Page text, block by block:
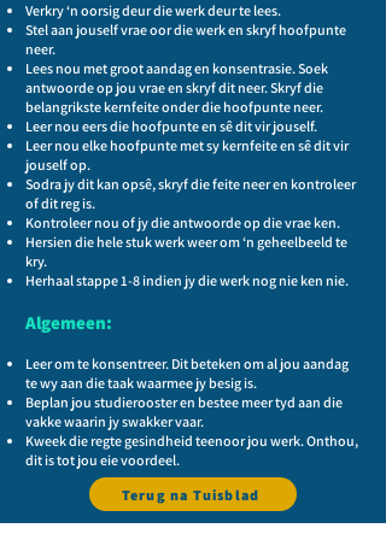
Verkry ‘n oorsig deur die werk deur te lees.
Stel aan jouself vrae oor die werk en skryf hoofpunte
neer.
Lees nou met groot aandag en konsentrasie. Soek
antwoorde op jou vrae en skryf dit neer. Skryf die
belangrikste kernfeite onder die hoofpunte neer.
Leer nou eers die hoofpunte en sê dit vir jouself.
Leer nou elke hoofpunte met sy kernfeite en sê dit vir
jouself op.
Sodra jy dit kan opsê, skryf die feite neer en kontroleer
of dit reg is.
Kontroleer nou of jy die antwoorde op die vrae ken.
Hersien die hele stuk werk weer om ‘n geheelbeeld te
kry.
Herhaal stappe 1-8 indien jy die werk nog nie ken nie.
Algemeen:
Leer om te konsentreer. Dit beteken om al jou aandag
te wy aan die taak waarmee jy besig is.
Beplan jou studierooster en bestee meer tyd aan die
vakke waarin jy swakker vaar.
Kweek die regte gesindheid teenoor jou werk. Onthou,
dit is tot jou eie voordeel.
Terug na Tuisblad